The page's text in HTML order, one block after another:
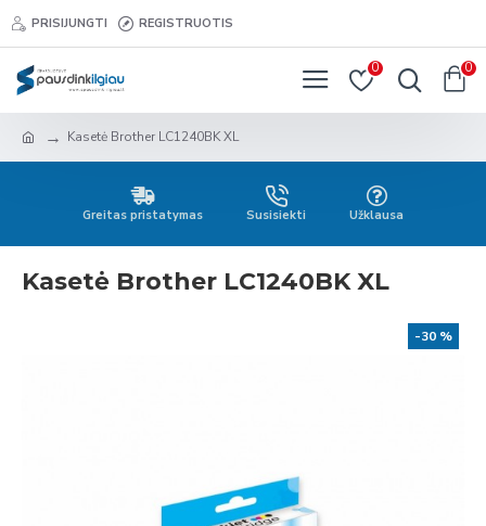
PRISIJUNGTI REGISTRUOTIS
0 0
Kasetė Brother LC1240BK XL
Greitas pristatymas Susisiekti Užklausa
Kasetė Brother LC1240BK XL
-30 %